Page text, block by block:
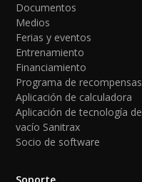
Documentos
Medios
Ferias y eventos
Entrenamiento
Financiamiento
Programa de recompensas
Aplicación de calculadora
Aplicación de tecnología de
vacío Sanitrax
Socio de software